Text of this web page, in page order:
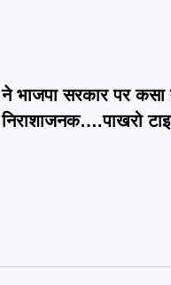
भाजपा सरकार पर
निराशाजनक….पाखरो